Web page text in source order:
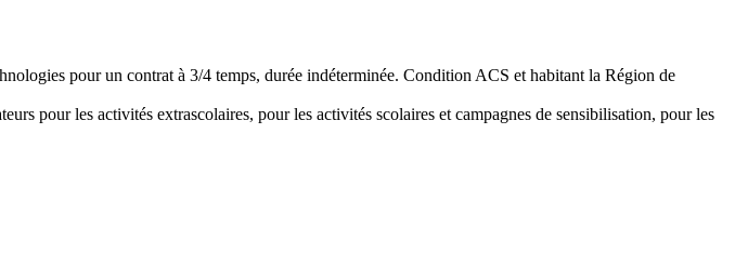
pour un contrat à 3/4 temps, durée indéterminée. Condition ACS et habitant la Région de
pour les activités extrascolaires, pour les activités scolaires et campagnes de sensibilisation, pour les